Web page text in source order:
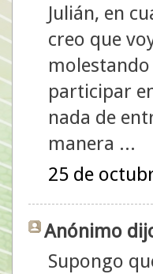
Julián, en
creo que
participar
nada de
manera ...
25 de
Anónimo
Supongo